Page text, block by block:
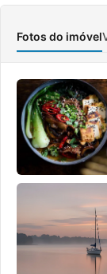
Fotos do imóvel